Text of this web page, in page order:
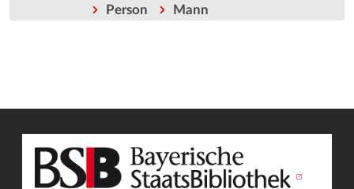
Person Mann